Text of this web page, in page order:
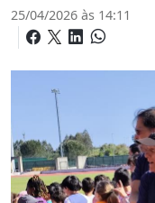
25/04/2026 às 14:11